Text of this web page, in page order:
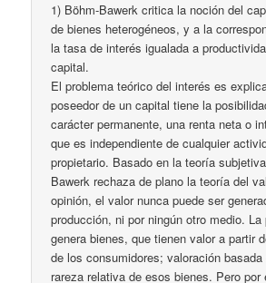
1) Böhm-Bawerk critica la noción del
de bienes heterogéneos, y a la
la tasa de interés igualada a
capital.
El problema teórico del interés es
poseedor de un capital tiene la
carácter permanente, una renta neta o
que es independiente de cualquier
propietario. Basado en la teoría
Bawerk rechaza de plano la teoría del
opinión, el valor nunca puede ser
producción, ni por ningún otro medio.
genera bienes, que tienen valor a partir
de los consumidores; valoración
rareza relativa de esos bienes. Pero por